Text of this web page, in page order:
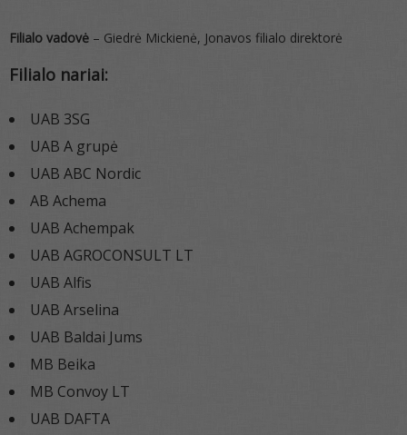
Filialo vadovė – Giedrė Mickienė, Jonavos filialo direktorė
Filialo nariai:
UAB 3SG
UAB A grupė
UAB ABC Nordic
AB Achema
UAB Achempak
UAB AGROCONSULT LT
UAB Alfis
UAB Arselina
UAB Baldai Jums
MB Beika
MB Convoy LT
UAB DAFTA